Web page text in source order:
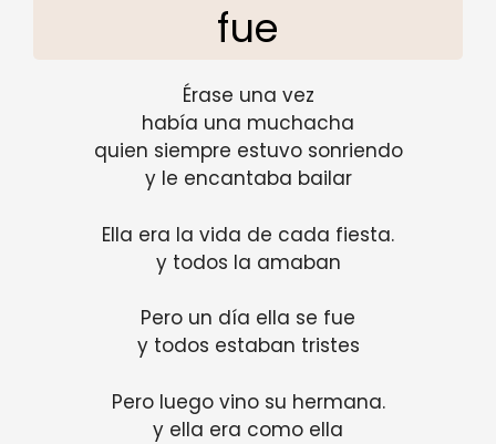
fue
Érase una vez
había una muchacha
quien siempre estuvo sonriendo
y le encantaba bailar
Ella era la vida de cada fiesta.
y todos la amaban
Pero un día ella se fue
y todos estaban tristes
Pero luego vino su hermana.
y ella era como ella